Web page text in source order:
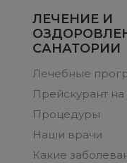
ЛЕЧЕНИЕ И
САНАТОРИИ
Лечебные
Прейскурант на
Процедуры
Наши врачи
Какие